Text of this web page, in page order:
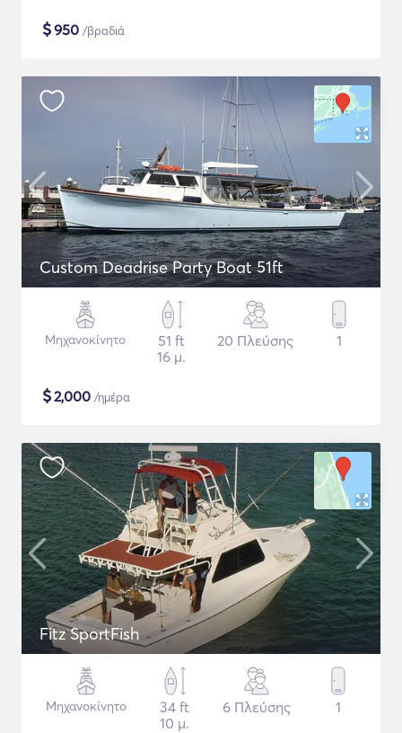
$950 /βραδιά
Custom Deadrise Party Boat 51ft
Μηχανοκίνητο
51 ft
16 μ.
20 Πλεύσης 1
$2,000 /ημέρα
Fitz SportFish
Μηχανοκίνητο
34 ft
10 μ.
6 Πλεύσης 1